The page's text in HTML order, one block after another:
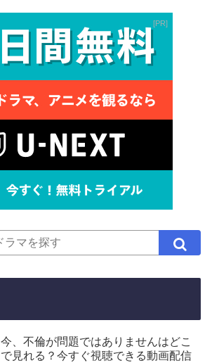
PR
今、不倫が問題ではありませんはどこ
で見れる？今すぐ視聴できる動画配信